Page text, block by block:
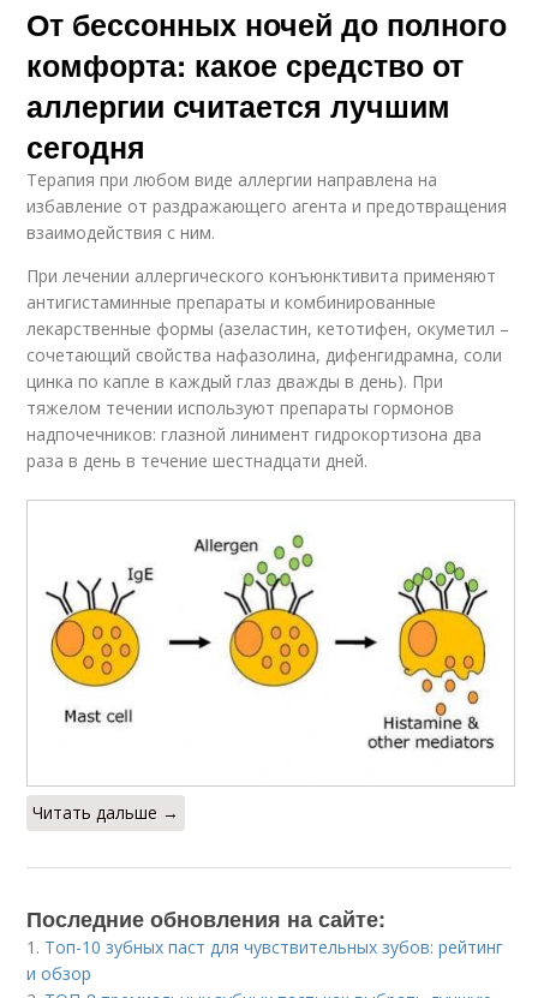
От бессонных ночей до полного
комфорта: какое средство от
аллергии считается лучшим
сегодня
Терапия при любом виде аллергии направлена на
избавление от раздражающего агента и предотвращения
взаимодействия с ним.
При лечении аллергического конъюнктивита применяют
антигистаминные препараты и комбинированные
лекарственные формы (азеластин, кетотифен, окуметил –
сочетающий свойства нафазолина, дифенгидрамна, соли
цинка по капле в каждый глаз дважды в день). При
тяжелом течении используют препараты гормонов
надпочечников: глазной линимент гидрокортизона два
раза в день в течение шестнадцати дней.
Читать дальше →
Последние обновления на сайте:
1. Топ-10 зубных паст для чувствительных зубов: рейтинг
и обзор